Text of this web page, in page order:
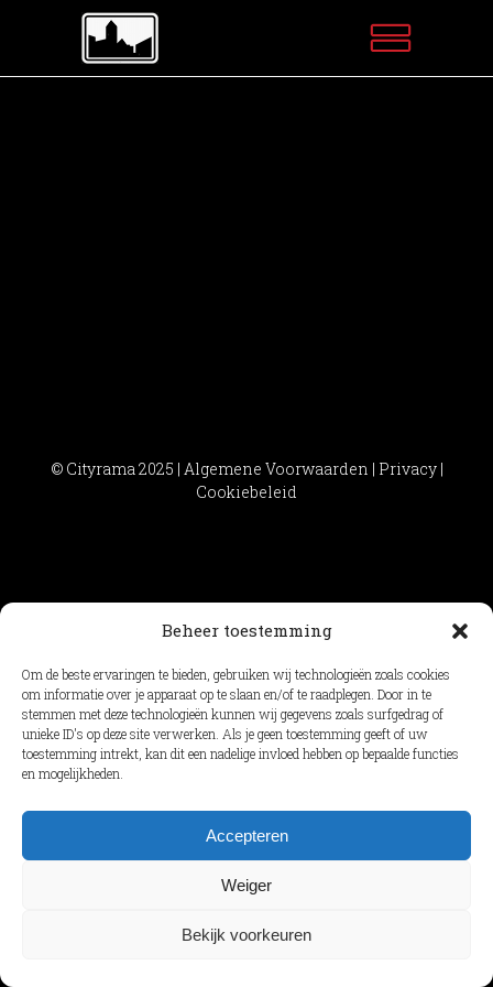
Beheer toestemming
Om de beste ervaringen te bieden, gebruiken wij technologieën zoals cookies
om informatie over je apparaat op te slaan en/of te raadplegen. Door in te
stemmen met deze technologieën kunnen wij gegevens zoals surfgedrag of
unieke ID's op deze site verwerken. Als je geen toestemming geeft of uw
toestemming intrekt, kan dit een nadelige invloed hebben op bepaalde functies
en mogelijkheden.
Accepteren
Weiger
Bekijk voorkeuren
© Cityrama 2025 | Algemene Voorwaarden | Privacy|
Cookiebeleid